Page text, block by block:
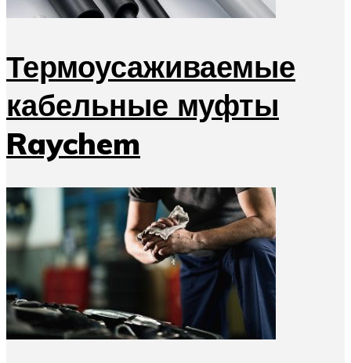
Термоусаживаемые
кабельные муфты
Raychem